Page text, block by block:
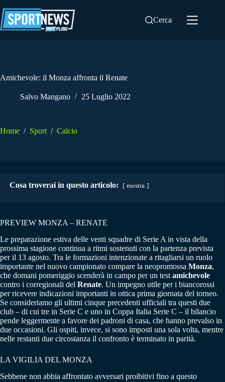
al
contenuto
Cerca
Amichevole: il Monza affronta il Renate
Salvo Mangano 25 Luglio 2022
Home / Sport / Calcio
Cosa troverai in questo articolo: mostra
PREVIEW MONZA – RENATE
Le preparazione estiva delle venti squadre di Serie A in vista della
prossima stagione continua a ritmi sostenuti con la partenza prevista
per il 13 agosto. Tra le formazioni intenzionate a ritagliarsi un ruolo
importante nel nuovo campionato compare la neopromossa Monza,
che domani pomeriggio scenderà in campo per un test amichevole
contro i corregionali del Renate. Un impegno utile per i biancorossi
per ricevere indicazioni importanti in ottica prima giornata del torneo.
Se consideriamo gli ultimi cinque precedenti ufficiali tra questi due
club – di cui tre in Serie C e uno in Coppa Italia Serie C – il bilancio
pende leggermente a favore dei padroni di casa, che hanno prevalso in
due occasioni. Gli ospiti, invece, si sono imposti una sola volta, mentre
nelle restanti due circostanza il confronto è terminato in parità.
LA VIGILIA DEL MONZA
Sebbene non abbia affrontato avversari proibitivi fino a questo